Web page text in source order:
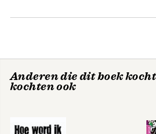
Anderen die dit boek
kochten ook